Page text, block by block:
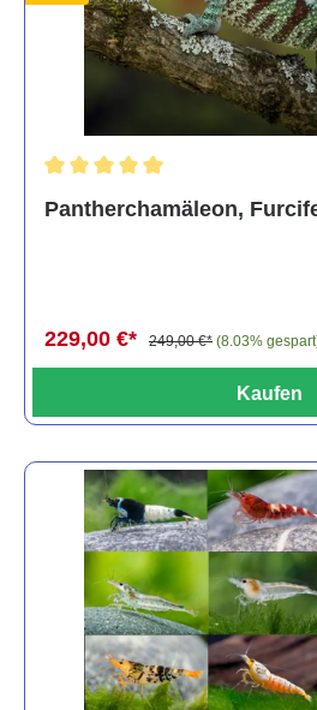
Pantherchamäleon,
229,00 €* 249,00 €* (8.03%
Kaufen